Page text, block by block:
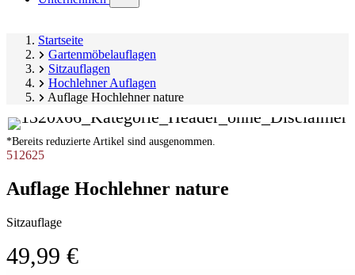
submenu)
Startseite
Gartenmöbelauflagen
Sitzauflagen
Hochlehner Auflagen
Auflage Hochlehner nature
*Bereits reduzierte Artikel sind ausgenommen.
512625
Auflage Hochlehner nature
Sitzauflage
49,99 €